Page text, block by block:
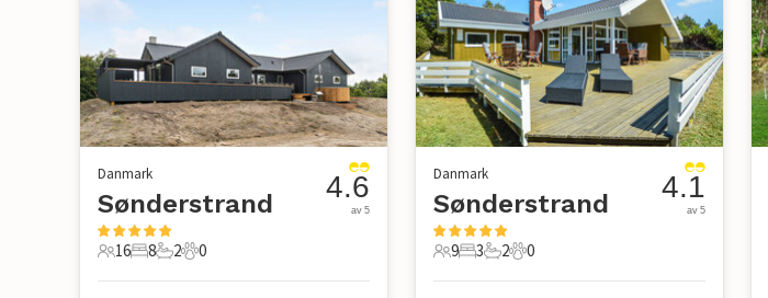
Danmark
Sønderstrand
16 Gäster
16
8 Sovrum
8
2 Badrum
2
0 Husdjur
0
4.6
av 5
Danmark
Sønderstrand
9 Gäster
9
3 Sovrum
3
2 Badrum
2
0 Husdjur
0
4.1
av 5